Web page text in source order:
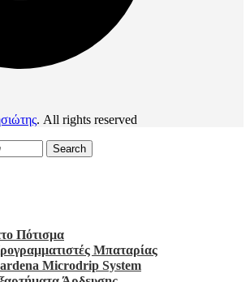
. All rights reserved
Search
Πότισμα
Μπαταρίας
Microdrip System